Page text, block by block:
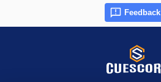
Feedback